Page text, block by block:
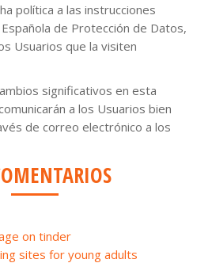
política a las instrucciones
de Protección de Datos,
Usuarios que la visiten
significativos en esta
a los Usuarios bien
de correo electrónico a los
on tinder
sites for young adults